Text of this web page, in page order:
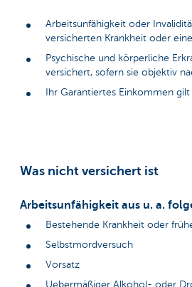
Arbeitsunfähigkeit oder
versicherten Krankheit oder
Psychische und körperliche
versichert, sofern sie objektiv
Ihr Garantiertes Einkommen
Was nicht versichert ist
Arbeitsunfähigkeit aus u. a.
Bestehende Krankheit oder
Selbstmordversuch
Vorsatz
Uebermäßiger Alkohol- oder